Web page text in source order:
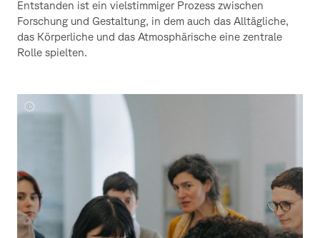
Entstanden ist ein vielstimmiger Prozess zwischen
Forschung und Gestaltung, in dem auch das Alltägliche,
das Körperliche und das Atmosphärische eine zentrale
Rolle spielten.